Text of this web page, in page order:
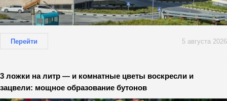
Перейти 5 августа 2026
3 ложки на литр — и комнатные цветы воскресли и
зацвели: мощное образование бутонов